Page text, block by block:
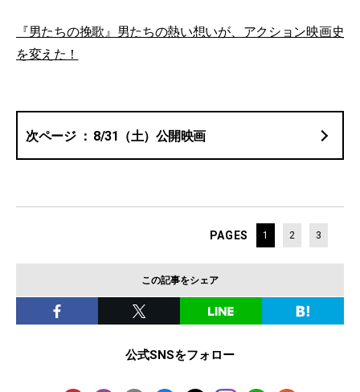
『男たちの挽歌』男たちの熱い想いが、アクション映画史
を変えた！
8/31（土）公開映画
PAGES 1 2 3
この記事をシェア
公式SNSをフォロー